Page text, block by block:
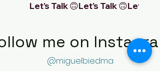
Let's Talk 🙃
me on
@miguelbiedma